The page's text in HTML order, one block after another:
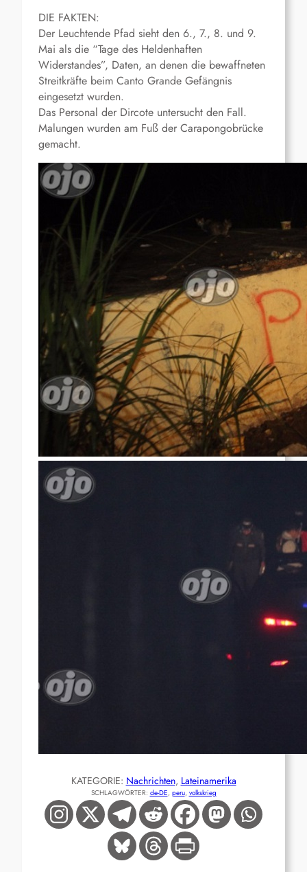
DIE FAKTEN:
Der Leuchtende Pfad sieht den 6., 7., 8. und 9.
Mai als die “Tage des Heldenhaften
Widerstandes”, Daten, an denen die bewaffneten
Streitkräfte beim Canto Grande Gefängnis
eingesetzt wurden.
Das Personal der Dircote untersucht den Fall.
Malungen wurden am Fuß der Carapongobrücke
gemacht.
KATEGORIE: Nachrichten, Lateinamerika
SCHLAGWÖRTER: de-DE, peru, volkskrieg